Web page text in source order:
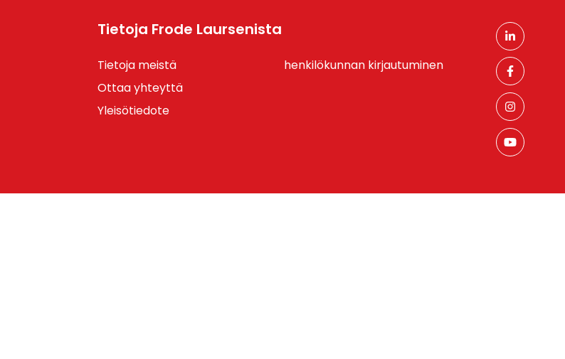
Tietoja Frode Laursenista
Tietoja meistä
Ottaa yhteyttä
Yleisötiedote
henkilökunnan kirjautuminen